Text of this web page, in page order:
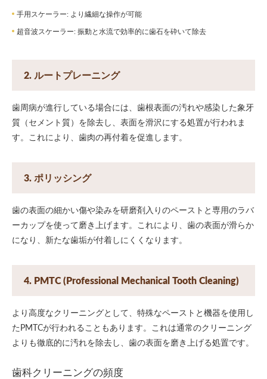
手用スケーラー: より繊細な操作が可能
超音波スケーラー: 振動と水流で効率的に歯石を砕いて除去
2. ルートプレーニング
歯周病が進行している場合には、歯根表面の汚れや感染した象牙
質（セメント質）を除去し、表面を滑沢にする処置が行われま
す。これにより、歯肉の再付着を促進します。
3. ポリッシング
歯の表面の細かい傷や染みを研磨剤入りのペーストと専用のラバ
ーカップを使って磨き上げます。これにより、歯の表面が滑らか
になり、新たな歯垢が付着しにくくなります。
4. PMTC (Professional Mechanical Tooth Cleaning)
より高度なクリーニングとして、特殊なペーストと機器を使用し
たPMTCが行われることもあります。これは通常のクリーニング
よりも徹底的に汚れを除去し、歯の表面を磨き上げる処置です。
歯科クリーニングの頻度